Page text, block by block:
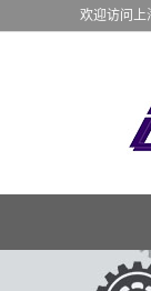
欢迎访问上